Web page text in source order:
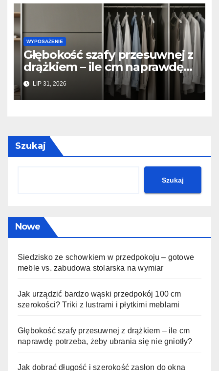
WYPOSAŻENIE
Głębokość szafy przesuwnej z
drążkiem – ile cm naprawdę
potrzeba, żeby ubrania się nie
gniotły?
LIP 31, 2026
Szukaj
Szukaj
Nowe
Siedzisko ze schowkiem w przedpokoju – gotowe
meble vs. zabudowa stolarska na wymiar
Jak urządzić bardzo wąski przedpokój 100 cm
szerokości? Triki z lustrami i płytkimi meblami
Głębokość szafy przesuwnej z drążkiem – ile cm
naprawdę potrzeba, żeby ubrania się nie gniotły?
Jak dobrać długość i szerokość zasłon do okna